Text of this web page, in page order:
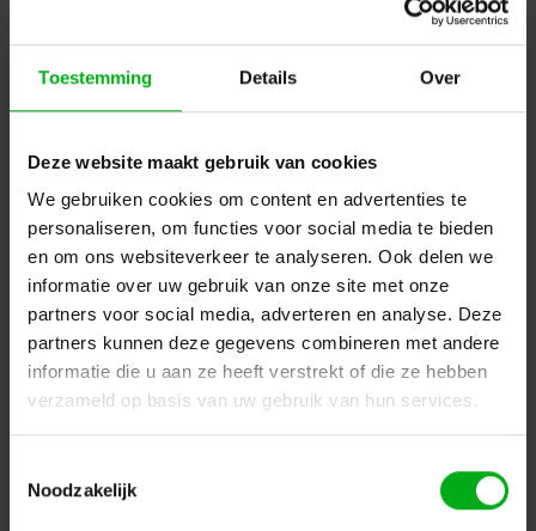
Toestemming Details Over
Deze website maakt gebruik van cookies
We gebruiken cookies om content en advertenties te
personaliseren, om functies voor social media te bieden
en om ons websiteverkeer te analyseren. Ook delen we
informatie over uw gebruik van onze site met onze
partners voor social media, adverteren en analyse. Deze
partners kunnen deze gegevens combineren met andere
informatie die u aan ze heeft verstrekt of die ze hebben
verzameld op basis van uw gebruik van hun services.
Noodzakelijk
Neutrik | NC4MXX-B | XLR kabeldeel 4 pin pen zwarte
behuizing goudcontacten XX
Verwachtte levertijd 7-14 werkdagen
Login voor prijzen